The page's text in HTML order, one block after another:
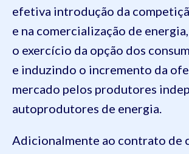
efetiva introdução da
e na comercialização de
o exercício da opção dos
e induzindo o incremento da
mercado pelos produtores
autoprodutores de energia.
Adicionalmente ao contrato de